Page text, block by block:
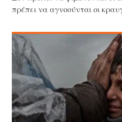
πρέπει να αγνοούνται οι